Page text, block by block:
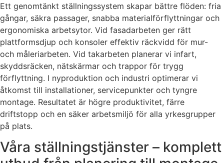
Ett genomtänkt ställningssystem skapar bättre flöden: fria
gångar, säkra passager, snabba materialförflyttningar och
ergonomiska arbetsytor. Vid fasadarbeten ger rätt
plattformsdjup och konsoler effektiv räckvidd för mur-
och måleriarbeten. Vid takarbeten planerar vi infart,
skyddsräcken, nätskärmar och trappor för trygg
förflyttning. I nyproduktion och industri optimerar vi
åtkomst till installationer, servicepunkter och tyngre
montage. Resultatet är högre produktivitet, färre
driftstopp och en säker arbetsmiljö för alla yrkesgrupper
på plats.
Våra ställningstjänster – komplett